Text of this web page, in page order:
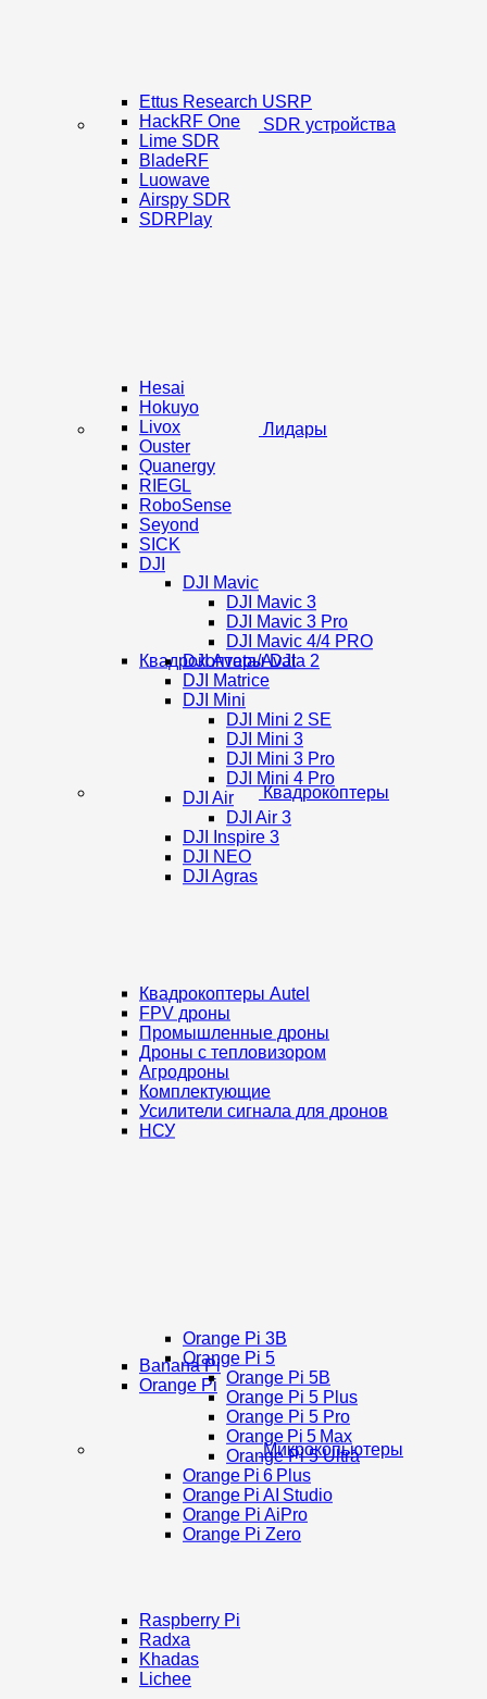
SDR устройства
Ettus Research USRP
HackRF One
Lime SDR
BladeRF
Luowave
Airspy SDR
SDRPlay
Лидары
Hesai
Hokuyo
Livox
Ouster
Quanergy
RIEGL
RoboSense
Seyond
SICK
DJI
Квадрокоптеры
Квадрокоптеры DJI
DJI Mavic
DJI Mavic 3
DJI Mavic 3 Pro
DJI Mavic 4/4 PRO
DJI Avata/Avata 2
DJI Matrice
DJI Mini
DJI Mini 2 SE
DJI Mini 3
DJI Mini 3 Pro
DJI Mini 4 Pro
DJI Air
DJI Air 3
DJI Inspire 3
DJI NEO
DJI Agras
Квадрокоптеры Autel
FPV дроны
Промышленные дроны
Дроны с тепловизором
Агродроны
Комплектующие
Усилители сигнала для дронов
НСУ
Микрокопьютеры
Banana Pi
Orange Pi
Orange Pi 3B
Orange Pi 5
Orange Pi 5B
Orange Pi 5 Plus
Orange Pi 5 Pro
Orange Pi 5 Max
Orange Pi 5 Ultra
Orange Pi 6 Plus
Orange Pi AI Studio
Orange Pi AiPro
Orange Pi Zero
Raspberry Pi
Radxa
Khadas
Lichee